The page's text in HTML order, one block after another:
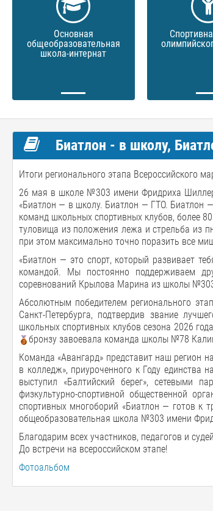
Основная
общеобразовательная
школа-интернат
Биатлон - в школу,
Итоги регионального этапа Всероссийского
26 мая в школе №303 имени Фридриха
«Биатлон — в школу. Биатлон — ГТО. Биатлон
команд школьных спортивных клубов, более
туловища из положения лежа и стрельба из
при этом максимально точно поразить все
«Биатлон — это спорт, который развивает
командой. Мы постоянно поддерживаем
соревнований Крылова Марина из школы
Абсолютным победителем регионального
Санкт-Петербурга, подтвердив звание
школьных спортивных клубов сезона 2026
бронзу завоевала команда школы №78
Команда «Авангард» представит наш регион
в колледж», приуроченного к Году единства
выступил «Балтийский берег», сетевыми
физкультурно-спортивной общественной
спортивных многоборий «Биатлон — готов к
общеобразовательная школа №303 имени
Благодарим всех участников, педагогов и
До встречи на всероссийском этапе!
Фотоальбом